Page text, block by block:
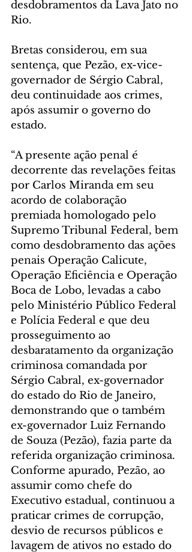
desdobramentos da Lava Jato no
Rio.
Bretas considerou, em sua
sentença, que Pezão, ex-vice-
governador de Sérgio Cabral,
deu continuidade aos crimes,
após assumir o governo do
estado.
“A presente ação penal é
decorrente das revelações feitas
por Carlos Miranda em seu
acordo de colaboração
premiada homologado pelo
Supremo Tribunal Federal, bem
como desdobramento das ações
penais Operação Calicute,
Operação Eficiência e Operação
Boca de Lobo, levadas a cabo
pelo Ministério Público Federal
e Polícia Federal e que deu
prosseguimento ao
desbaratamento da organização
criminosa comandada por
Sérgio Cabral, ex-governador
do estado do Rio de Janeiro,
demonstrando que o também
ex-governador Luiz Fernando
de Souza (Pezão), fazia parte da
referida organização criminosa.
Conforme apurado, Pezão, ao
assumir como chefe do
Executivo estadual, continuou a
praticar crimes de corrupção,
desvio de recursos públicos e
lavagem de ativos no estado do